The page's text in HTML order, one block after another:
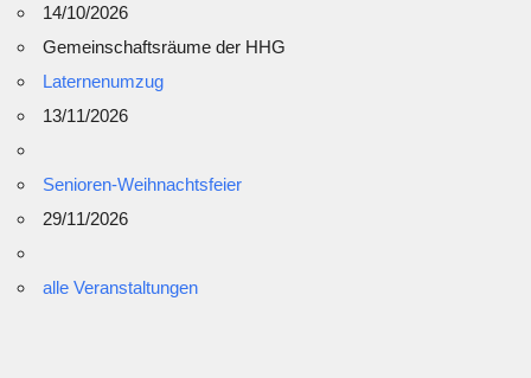
14/10/2026
Gemeinschaftsräume der HHG
Laternenumzug
13/11/2026
Senioren-Weihnachtsfeier
29/11/2026
alle Veranstaltungen